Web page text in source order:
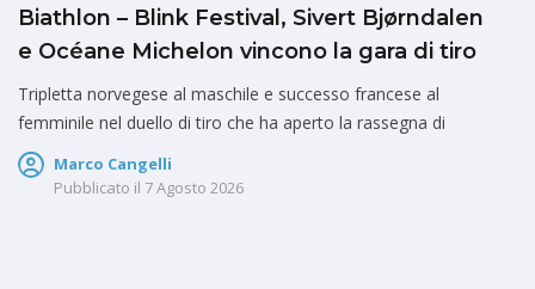
Biathlon – Blink Festival, Sivert Bjørndalen
e Océane Michelon vincono la gara di tiro
Tripletta norvegese al maschile e successo francese al
femminile nel duello di tiro che ha aperto la rassegna di
Marco Cangelli
Pubblicato il 7 Agosto 2026